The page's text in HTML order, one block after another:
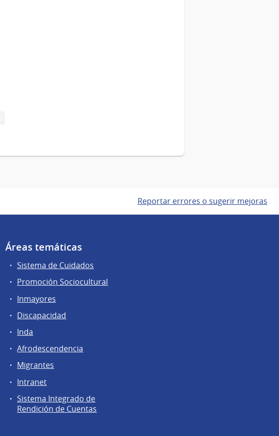
Reportar errores o sugerir mejoras
Áreas temáticas
Sistema de Cuidados
Promoción Sociocultural
Inmayores
Discapacidad
Inda
Afrodescendencia
Migrantes
Intranet
Sistema Integrado de
Rendición de Cuentas